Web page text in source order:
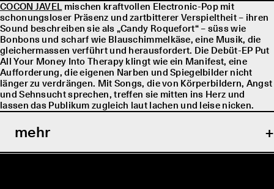
COCON JAVELmischen kraftvollen Electronic-Pop mit
schonungsloser Präsenz und zartbitterer Verspieltheit – ihren
Sound beschreiben sie als „Candy Roquefort“ – süss wie
Bonbons und scharf wie Blauschimmelkäse, eine Musik, die
gleichermassen verführt und herausfordert. Die Debüt-EP Put
All Your Money Into Therapy klingt wie ein Manifest, eine
Aufforderung, die eigenen Narben und Spiegelbilder nicht
länger zu verdrängen. Mit Songs, die von Körperbildern, Angst
und Sehnsucht sprechen, treffen sie mitten ins Herz und
lassen das Publikum zugleich laut lachen und leise nicken.
mehr